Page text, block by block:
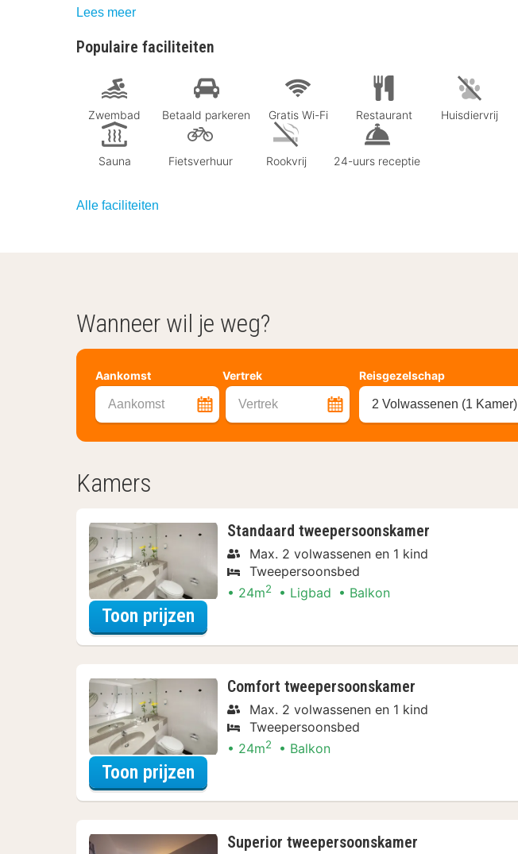
Lees meer
Populaire faciliteiten
Zwembad Betaald parkeren Gratis Wi-Fi Restaurant Huisdiervrij
Sauna Fietsverhuur Rookvrij 24-uurs receptie
Alle faciliteiten
Wanneer wil je weg?
Aankomst Vertrek
Aankomst Vertrek
Reisgezelschap
2 Volwassenen (1 Kamer)
Kamers
Standaard tweepersoonskamer
Max. 2 volwassenen en 1 kind
Tweepersoonsbed
24m2 Ligbad Balkon
Toon prijzen
Comfort tweepersoonskamer
Max. 2 volwassenen en 1 kind
Tweepersoonsbed
24m2 Balkon
Toon prijzen
Superior tweepersoonskamer